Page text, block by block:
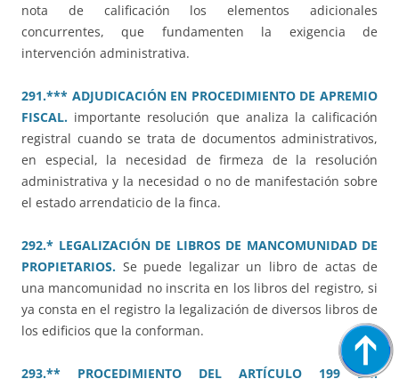
nota de calificación los elementos adicionales
concurrentes, que fundamenten la exigencia de
intervención administrativa.
291.*** ADJUDICACIÓN EN PROCEDIMIENTO DE APREMIO
FISCAL. importante resolución que analiza la calificación
registral cuando se trata de documentos administrativos,
en especial, la necesidad de firmeza de la resolución
administrativa y la necesidad o no de manifestación sobre
el estado arrendaticio de la finca.
292.* LEGALIZACIÓN DE LIBROS DE MANCOMUNIDAD DE
PROPIETARIOS. Se puede legalizar un libro de actas de
una mancomunidad no inscrita en los libros del registro, si
ya consta en el registro la legalización de diversos libros de
los edificios que la conforman.
293.** PROCEDIMIENTO DEL ARTÍCULO 199 LH.